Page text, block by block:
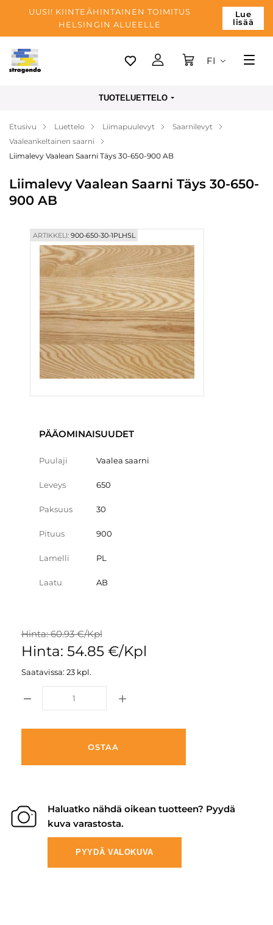
UUSI! KIINTEÄHINTAINEN TOIMITUS
HELSINGIN ALUEELLE
Lue
lisää
Tallinn
Maksu
Yrityksen
Blogi
Yhteystiedot
FI
TUOTELUETTELO
Etusivu Luettelo Liimapuulevyt
Saarnilevyt
Vaaleankeltainen saarni
Liimalevy Vaalean Saarni Täys 30-650-900 AB
Liimalevy Vaalean Saarni Täys 30-650-
900 AB
ARTIKKELI:900-650-30-1PLHSL
PÄÄOMINAISUUDET
Puulaji Vaalea saarni
Leveys 650
Paksuus 30
Pituus 900
Lamelli PL
Laatu AB
Hinta: 60.93 €/Kpl
Hinta: 54.85 €/Kpl
Saatavissa: 23 kpl.
OSTAA
Haluatko nähdä oikean tuotteen? Pyydä
kuva varastosta.
PYYDÄ VALOKUVA